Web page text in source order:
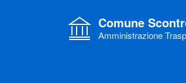
Comune
Amministrazione